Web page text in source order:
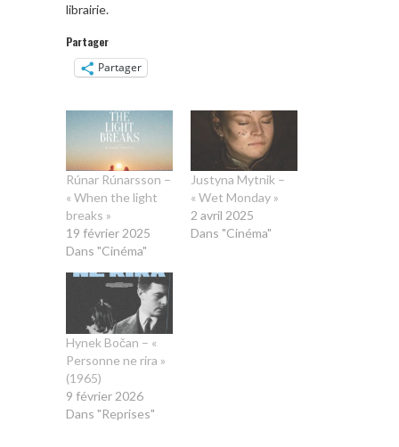
librairie.
Partager
Partager
Rúnar Rúnarsson –
« When the light
breaks »
19 février 2025
Dans "Cinéma"
Justyna Mytnik –
« Wet Monday »
2 avril 2025
Dans "Cinéma"
Hynek Bočan – «
Personne ne rira »
(1965)
9 février 2026
Dans "Reprises"